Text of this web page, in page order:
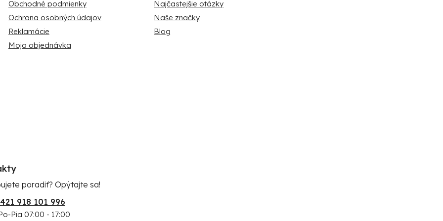
Obchodné podmienky
Ochrana osobných údajov
Reklamácie
Moja objednávka
Najčastejšie otázky
Naše značky
Blog
poradiť? Opýtajte sa!
918 101 996
Pia 07:00 - 17:00